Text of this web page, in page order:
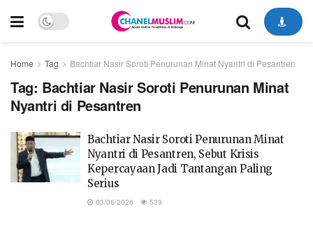
Home Tag Bachtiar Nasir Soroti Penurunan Minat Nyantri di Pesantren
Tag: Bachtiar Nasir Soroti Penurunan Minat
Nyantri di Pesantren
Bachtiar Nasir Soroti Penurunan Minat
Nyantri di Pesantren, Sebut Krisis
Kepercayaan Jadi Tantangan Paling
Serius
03/06/2026 539